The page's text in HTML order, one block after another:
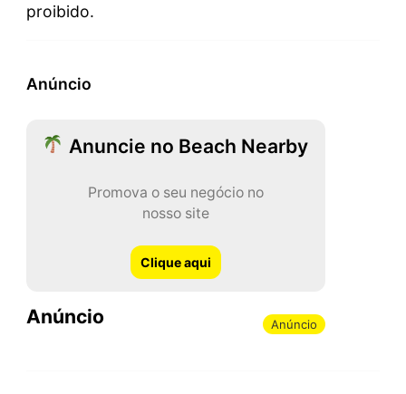
proibido.
Anúncio
Anuncie no Beach Nearby
Promova o seu negócio no
nosso site
Clique aqui
Anúncio Anúncio